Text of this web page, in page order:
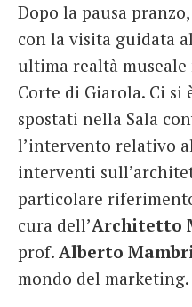
Dopo la pausa
con la visita guidata al
ultima realtà
Corte di Giarola. Ci
spostati nella Sala
l’intervento relativo
interventi
particolare
cura dell’Architetto
prof. Alberto
mondo del marketing.